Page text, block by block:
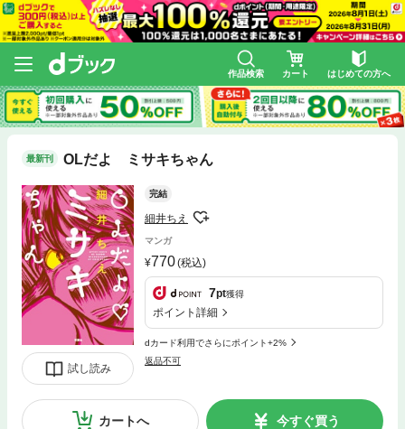
作品検索 カート はじめての方へ
最新刊 OLだよ ミサキちゃん
試し読み
完結
細井ちえ
マンガ
770(税込)
7pt獲得
ポイント詳細
dカード利用でさらにポイント+2%
返品不可
カートへ 今すぐ買う